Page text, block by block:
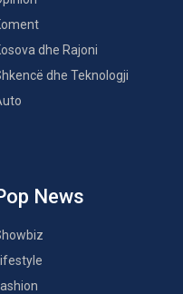
dhe Rajoni
dhe Teknologji
News